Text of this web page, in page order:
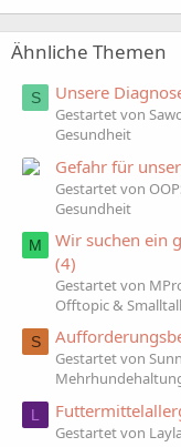
Ähnliche Themen
S Unsere
Gestartet von
Gesundheit
Gefahr für
Gestartet von
Gesundheit
M
Wir suchen ein
(4)
Gestartet von
Offtopic &
S
Gestartet von
L
Gestartet von